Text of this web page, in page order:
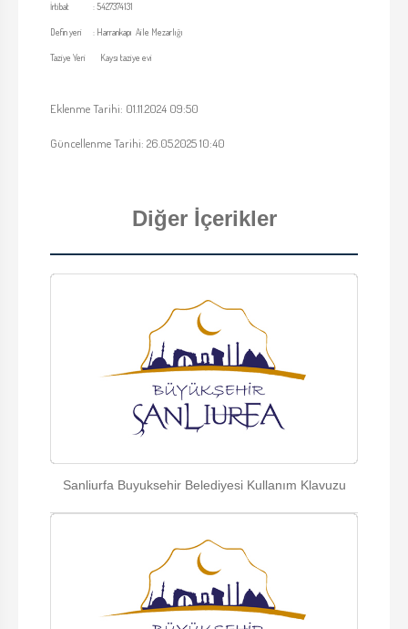
İrtibat :5427374131
Defin yeri : Harrankapı Aile Mezarlığı
Taziye Yeri Kaysı taziye evi
Eklenme Tarihi: 01.11.2024 09:50
Güncellenme Tarihi: 26.05.2025 10:40
Diğer İçerikler
Sanliurfa Buyuksehir Belediyesi Kullanım Klavuzu